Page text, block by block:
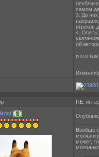
самом
3. До них
игроков
4. Опять
об
и кто
RE:
Вообще
может,